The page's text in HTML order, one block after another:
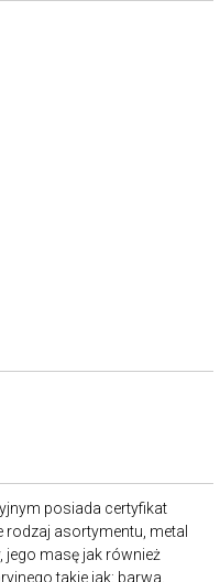
posiada certyfikat
rodzaj asortymentu, metal
jego masę jak również
takie jak: barwa,